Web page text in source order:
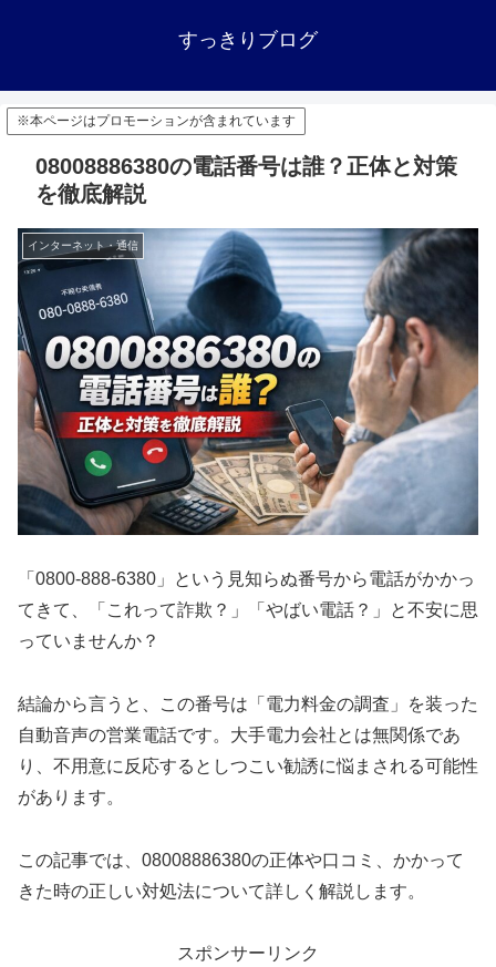
すっきりブログ
※本ページはプロモーションが含まれています
08008886380の電話番号は誰？正体と対策
を徹底解説
インターネット・通信
「0800-888-6380」という見知らぬ番号から電話がかかっ
てきて、「これって詐欺？」「やばい電話？」と不安に思
っていませんか？
結論から言うと、この番号は「電力料金の調査」を装った
自動音声の営業電話です。大手電力会社とは無関係であ
り、不用意に反応するとしつこい勧誘に悩まされる可能性
があります。
この記事では、08008886380の正体や口コミ、かかって
きた時の正しい対処法について詳しく解説します。
スポンサーリンク